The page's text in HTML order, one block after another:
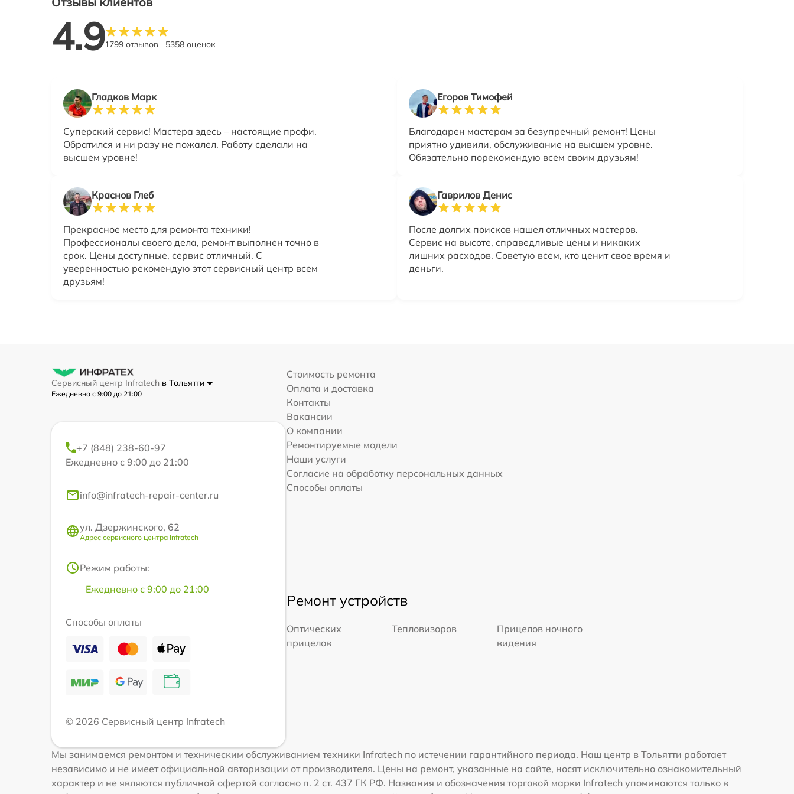
4.91799 отзывов 5358 оценок
Гладков Марк
Суперский сервис! Мастера здесь – настоящие профи.
Обратился и ни разу не пожалел. Работу сделали на
высшем уровне!
Егоров Тимофей
Благодарен мастерам за безупречный ремонт! Цены
приятно удивили, обслуживание на высшем уровне.
Обязательно порекомендую всем своим друзьям!
Краснов Глеб
Прекрасное место для ремонта техники!
Профессионалы своего дела, ремонт выполнен точно в
срок. Цены доступные, сервис отличный. С
уверенностью рекомендую этот сервисный центр всем
друзьям!
Гаврилов Денис
После долгих поисков нашел отличных мастеров.
Сервис на высоте, справедливые цены и никаких
лишних расходов. Советую всем, кто ценит свое время и
деньги.
Сервисный центр Infratech в Тольятти
Ежедневно с 9:00 до 21:00
+7 (848) 238-60-97
Ежедневно с 9:00 до 21:00
info@infratech-repair-center.ru
ул. Дзержинского, 62
Адрес сервисного центра Infratech
Режим работы:
Ежедневно с 9:00 до 21:00
Способы оплаты
© 2026 Сервисный центр Infratech
Стоимость ремонта
Оплата и доставка
Контакты
Вакансии
О компании
Ремонтируемые модели
Наши услуги
Согласие на обработку персональных данных
Способы оплаты
Ремонт устройств
Оптических
прицелов
Тепловизоров
Прицелов ночного
видения
Мы занимаемся ремонтом и техническим обслуживанием техники Infratech по истечении гарантийного периода. Наш центр в Тольятти работает
независимо и не имеет официальной авторизации от производителя. Цены на ремонт, указанные на сайте, носят исключительно ознакомительный
характер и не являются публичной офертой согласно п. 2 ст. 437 ГК РФ. Названия и обозначения торговой марки Infratech упоминаются только в